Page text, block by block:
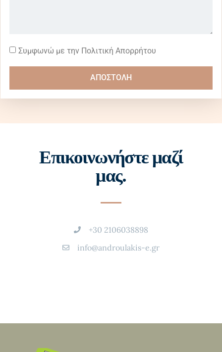
Συμφωνώ με την Πολιτική Απορρήτου
ΑΠΟΣΤΟΛΗ
Επικοινωνήστε μαζί
μας.
+30 2106038898
info@androulakis-e.gr